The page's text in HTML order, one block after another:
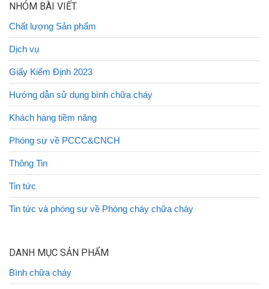
NHÓM BÀI VIẾT
Chất lượng Sản phẩm
Dịch vụ
Giấy Kiểm Định 2023
Hướng dẫn sử dụng bình chữa cháy
Khách hàng tiềm năng
Phóng sự về PCCC&CNCH
Thông Tin
Tin tức
Tin tức và phóng sự về Phòng cháy chữa cháy
DANH MỤC SẢN PHẨM
Bình chữa cháy